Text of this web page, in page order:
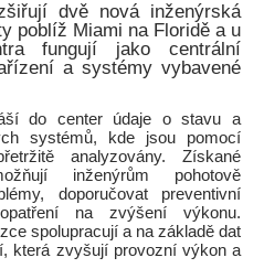
dvě nová inženýrská
poblíž Miami na Floridě a u
fungují jako centrální
a systémy vybavené
do center údaje o stavu a
systémů, kde jsou pomocí
analyzovány. Získané
inženýrům pohotově
doporučovat preventivní
na zvýšení výkonu.
spolupracují a na základě dat
která zvyšují provozní výkon a